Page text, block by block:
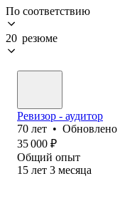
По соответствию
20 резюме
Ревизор - аудитор
70 лет • Обновлено
35 000 ₽
Общий опыт
15 лет 3 месяца